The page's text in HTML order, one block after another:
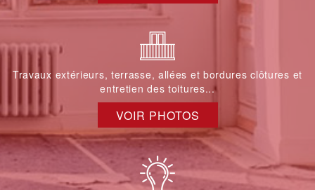
Travaux extérieurs, terrasse, allées et bordures clôtures et
entretien des toitures...
VOIR PHOTOS